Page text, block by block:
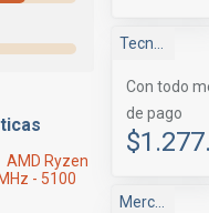
AMD Ryzen
- 5100
Con todo
de pago